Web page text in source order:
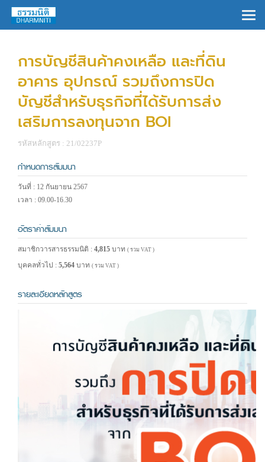
การบัญชีสินค้าคงเหลือ และที่ดิน
อาคาร อุปกรณ์ รวมถึงการปิด
บัญชีสำหรับธุรกิจที่ได้รับการส่ง
เสริมการลงทุนจาก BOI
รหัสหลักสูตร : 21/02237P
กำหนดการสัมมนา
วันที่ : 12 กันยายน 2567
เวลา : 09.00-16.30
อัตราค่าสัมมนา
สมาชิกวารสารธรรมนิติ : 4,815 บาท ( รวม VAT )
บุคคลทั่วไป : 5,564 บาท ( รวม VAT )
รายละเอียดหลักสูตร
×